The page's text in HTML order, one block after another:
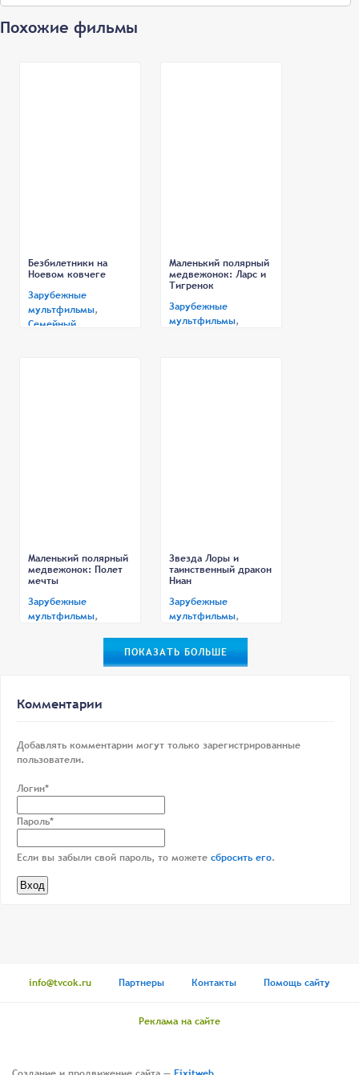
Похожие фильмы
Безбилетники на
Ноевом ковчеге
Зарубежные
мультфильмы,
Семейный
Маленький полярный
медвежонок: Ларс и
Тигренок
Зарубежные
мультфильмы,
Маленький полярный
медвежонок: Полет
мечты
Зарубежные
мультфильмы,
Звезда Лоры и
таинственный дракон
Ниан
Зарубежные
мультфильмы,
Дата выхода:
20.09.2009
ПОКАЗАТЬ БОЛЬШЕ
Комментарии
Добавлять комментарии могут только зарегистрированные
пользователи.
Логин*
Пароль*
Если вы забыли свой пароль, то можете сбросить его.
info@tvcok.ru Партнеры Контакты Помощь сайту
Реклама на сайте